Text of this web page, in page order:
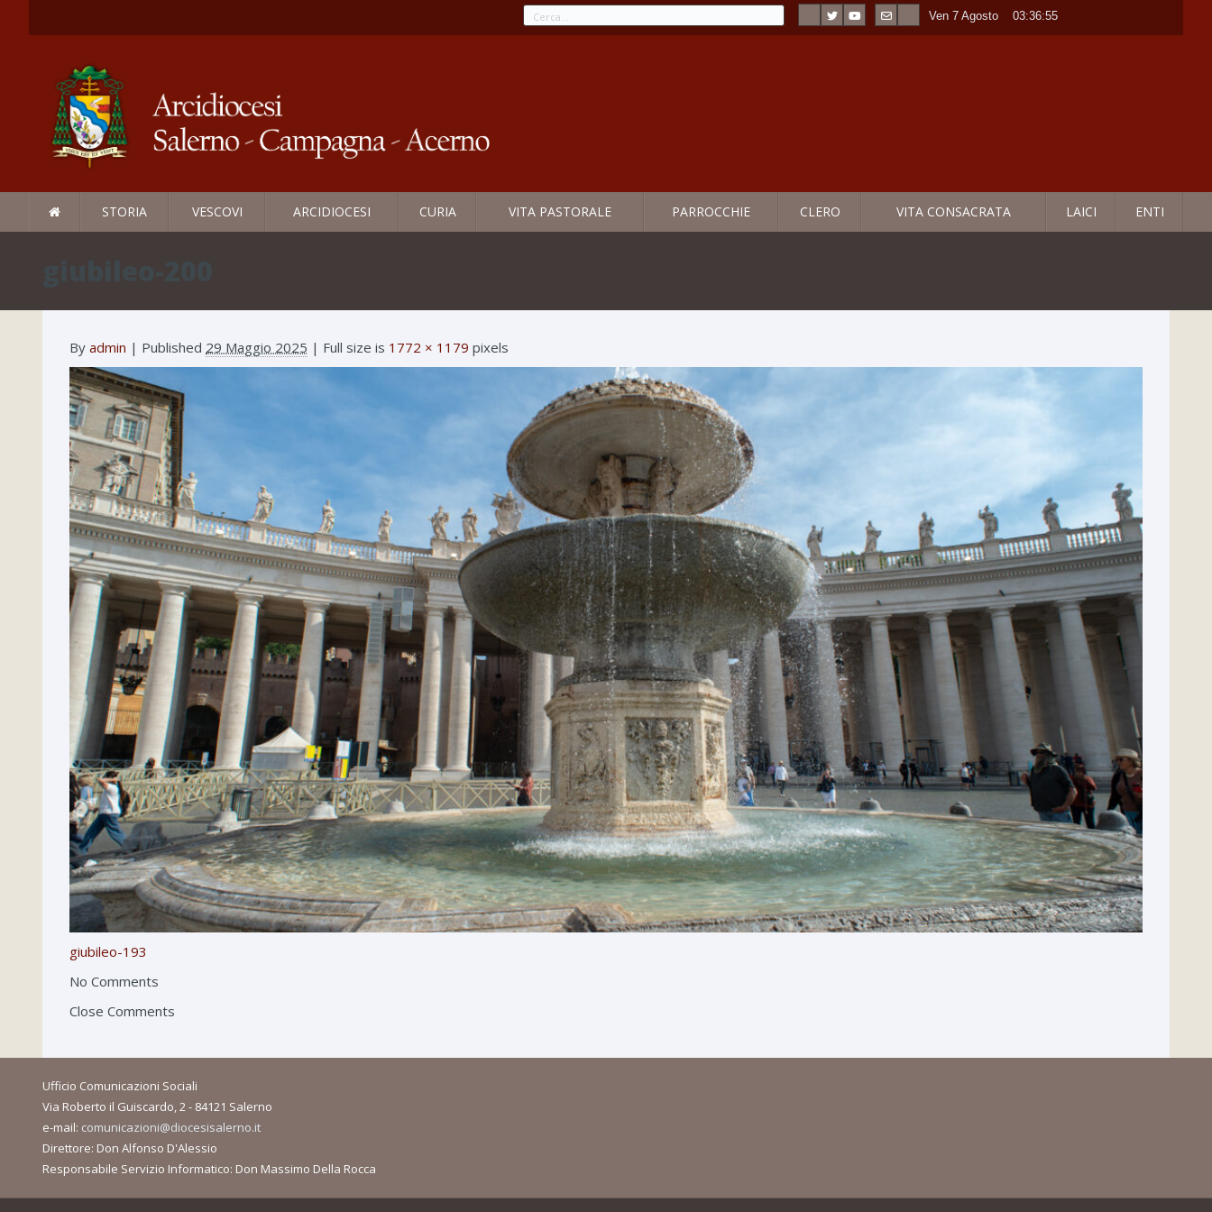
Ven 7 Agosto ----03:36:56
STORIA VESCOVI ARCIDIOCESI CURIA VITA PASTORALE PARROCCHIE CLERO VITA CONSACRATA LAICI ENTI
By admin | Published 29 Maggio 2025 | Full size is 1772 × 1179 pixels
giubileo-193
No Comments
Close Comments
Ufficio Comunicazioni Sociali
Via Roberto il Guiscardo, 2 - 84121 Salerno
e-mail: comunicazioni@diocesisalerno.it
Direttore: Don Alfonso D'Alessio
Responsabile Servizio Informatico: Don Massimo Della Rocca